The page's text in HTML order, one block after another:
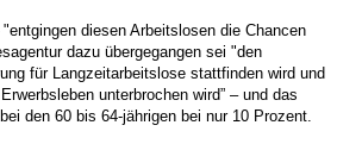
diesen Arbeitslosen die Chancen
dazu übergegangen sei "den
für Langzeitarbeitslose stattfinden wird und
unterbrochen wird” – und das
den 60 bis 64-jährigen bei nur 10 Prozent.